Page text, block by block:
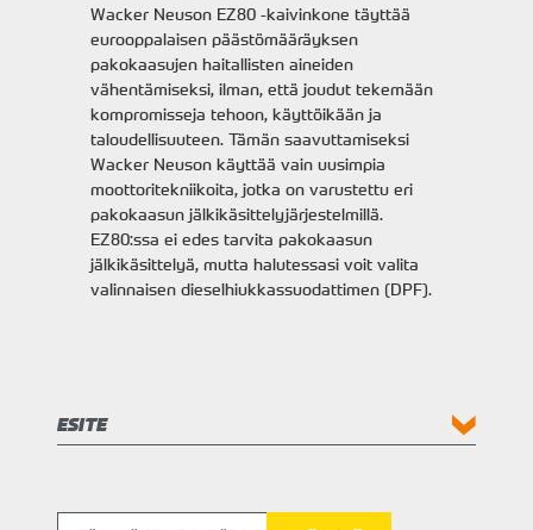
Wacker Neuson EZ80 -kaivinkone täyttää
eurooppalaisen päästömääräyksen
pakokaasujen haitallisten aineiden
vähentämiseksi, ilman, että joudut tekemään
kompromisseja tehoon, käyttöikään ja
taloudellisuuteen. Tämän saavuttamiseksi
Wacker Neuson käyttää vain uusimpia
moottoritekniikoita, jotka on varustettu eri
pakokaasun jälkikäsittelyjärjestelmillä.
EZ80:ssa ei edes tarvita pakokaasun
jälkikäsittelyä, mutta halutessasi voit valita
valinnaisen dieselhiukkassuodattimen (DPF).
ESITE